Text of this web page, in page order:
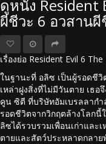
ดูหนัง Resident
ผีชีวะ 6 อวสานผี
เรื่องย่อ Resident Evil 6
ในฐานะที่ อลิซ เป็นผู้รอดชีวิ
เหล่าฝูงสิ่งที่ไม่มีวันตาย เธอ
คูน ซิตี ที่บริษัทอัมเบรลลากำ
รอดชีวิตจากวิกฤตล้างโลกนี้
ลิซได้รวบรวมเพื่อนเก่าและ
ตายและสัตว์ประหลาดกลา